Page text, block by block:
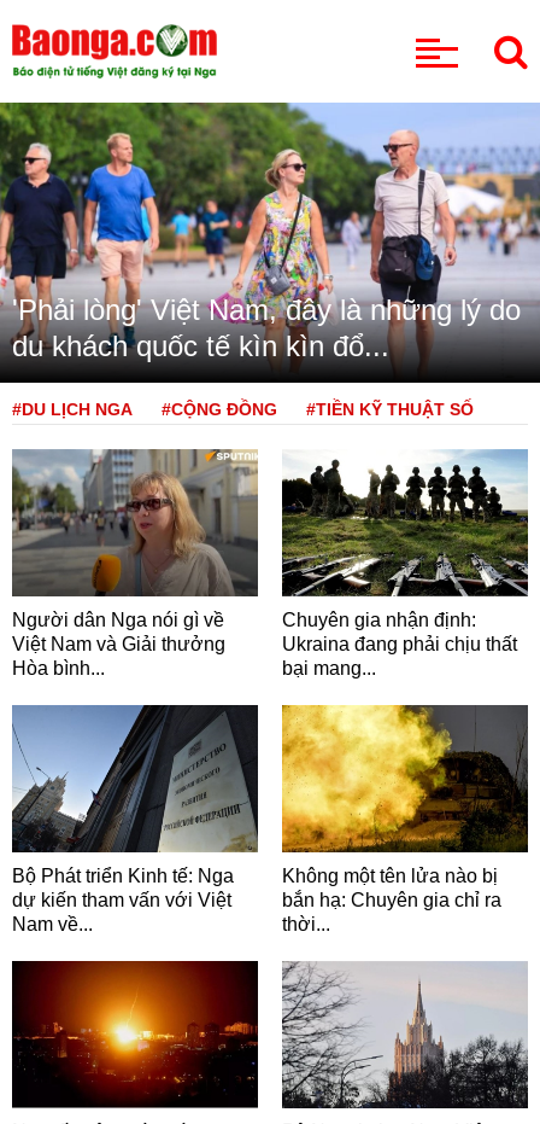
'Phải lòng' Việt Nam, đây là những lý do
du khách quốc tế kìn kìn đổ...
#DU LỊCH NGA #CỘNG ĐỒNG #TIỀN KỸ THUẬT SỐ
Người dân Nga nói gì về
Việt Nam và Giải thưởng
Hòa bình...
Chuyên gia nhận định:
Ukraina đang phải chịu thất
bại mang...
Bộ Phát triển Kinh tế: Nga
dự kiến tham vấn với Việt
Nam về...
Không một tên lửa nào bị
bắn hạ: Chuyên gia chỉ ra
thời...